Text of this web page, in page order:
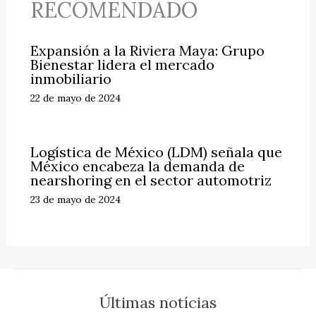
RECOMENDADO
Expansión a la Riviera Maya: Grupo
Bienestar lidera el mercado
inmobiliario
22 de mayo de 2024
Logística de México (LDM) señala que
México encabeza la demanda de
nearshoring en el sector automotriz
23 de mayo de 2024
Últimas notícias